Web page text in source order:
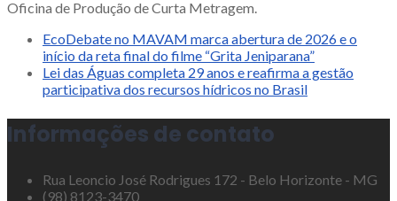
Oficina de Produção de Curta Metragem.
EcoDebate no MAVAM marca abertura de 2026 e o
início da reta final do filme “Grita Jeniparana”
Lei das Águas completa 29 anos e reafirma a gestão
participativa dos recursos hídricos no Brasil
Informações de contato
Rua Leoncio José Rodrigues 172 - Belo Horizonte - MG
(98) 8123-3470